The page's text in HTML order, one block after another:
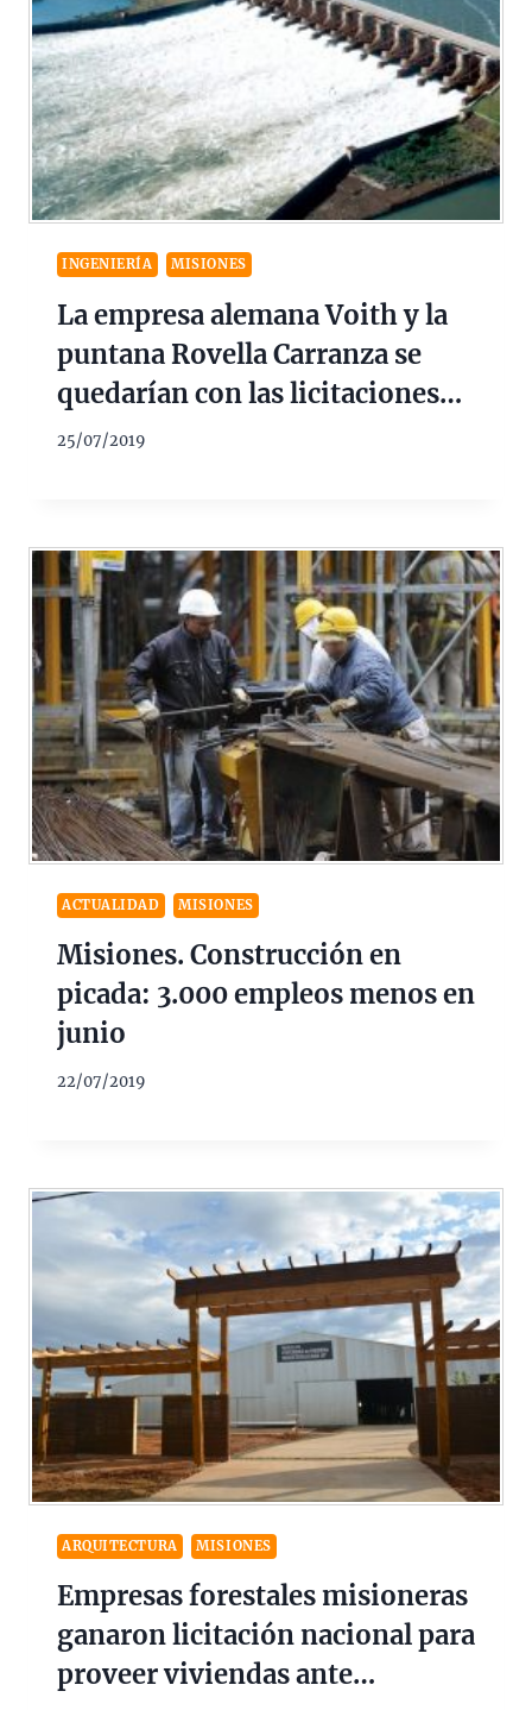
INGENIERÍA MISIONES
La empresa alemana Voith y la
puntana Rovella Carranza se
quedarían con las licitaciones
de Aña Cuá
25/07/2019
ACTUALIDAD MISIONES
Misiones. Construcción en
picada: 3.000 empleos menos en
junio
22/07/2019
ARQUITECTURA MISIONES
Empresas forestales misioneras
ganaron licitación nacional para
proveer viviendas ante